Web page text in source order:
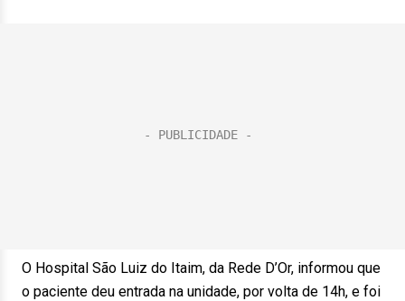
O Hospital São Luiz do Itaim, da Rede D’Or, informou que
o paciente deu entrada na unidade, por volta de 14h, e foi